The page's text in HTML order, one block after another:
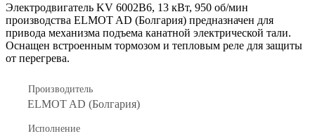
Электродвигатель KV 6002B6, 13 кВт, 950 об/мин
производства ELMOT AD (Болгария) предназначен для
привода механизма подъема канатной электрической тали.
Оснащен встроенным тормозом и тепловым реле для защиты
от перегрева.
Производитель
ELMOT AD (Болгария)
Исполнение